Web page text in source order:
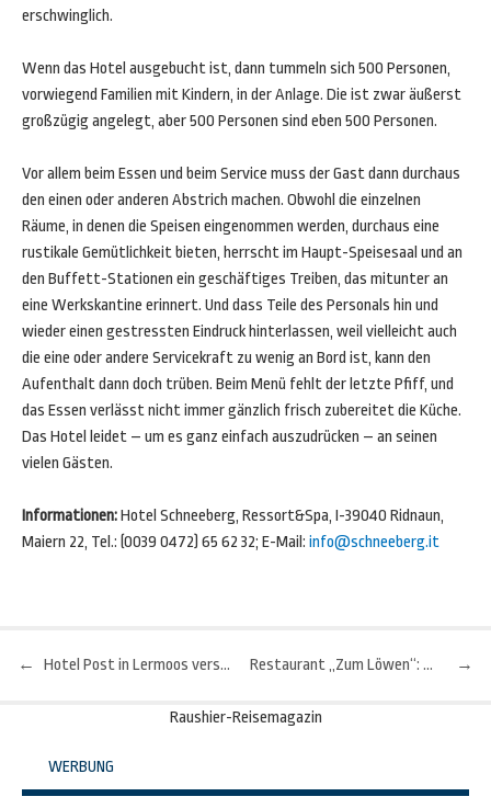
erschwinglich.
Wenn das Hotel ausgebucht ist, dann tummeln sich 500 Personen,
vorwiegend Familien mit Kindern, in der Anlage. Die ist zwar äußerst
großzügig angelegt, aber 500 Personen sind eben 500 Personen.
Vor allem beim Essen und beim Service muss der Gast dann durchaus
den einen oder anderen Abstrich machen. Obwohl die einzelnen
Räume, in denen die Speisen eingenommen werden, durchaus eine
rustikale Gemütlichkeit bieten, herrscht im Haupt-Speisesaal und an
den Buffett-Stationen ein geschäftiges Treiben, das mitunter an
eine Werkskantine erinnert. Und dass Teile des Personals hin und
wieder einen gestressten Eindruck hinterlassen, weil vielleicht auch
die eine oder andere Servicekraft zu wenig an Bord ist, kann den
Aufenthalt dann doch trüben. Beim Menü fehlt der letzte Pfiff, und
das Essen verlässt nicht immer gänzlich frisch zubereitet die Küche.
Das Hotel leidet – um es ganz einfach auszudrücken – an seinen
vielen Gästen.
Informationen:Hotel Schneeberg, Ressort&Spa, I-39040 Ridnaun,
Maiern 22, Tel.: (0039 0472) 65 62 32; E-Mail: info@schneeberg.it
Beitragsnavigation
← Hotel Post in Lermoos verspricht kulinarische Höhenflüge →
Restaurant „Zum Löwen“: Südtirols einzige Sterneköchin
Raushier-Reisemagazin
WERBUNG